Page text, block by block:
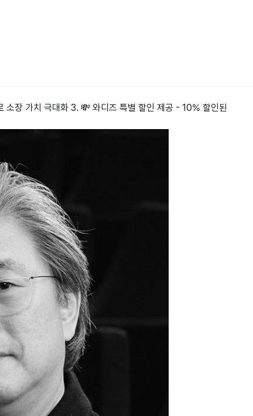
소장 가치 극대화 3. 💸 와디즈 특별 할인 제공 - 10% 할인된